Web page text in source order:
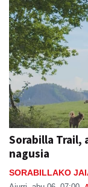
Sorabilla
nagusia
SORABILLAKO